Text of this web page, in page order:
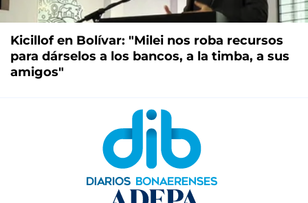
Kicillof en Bolívar: "Milei nos roba recursos
para dárselos a los bancos, a la timba, a sus
amigos"